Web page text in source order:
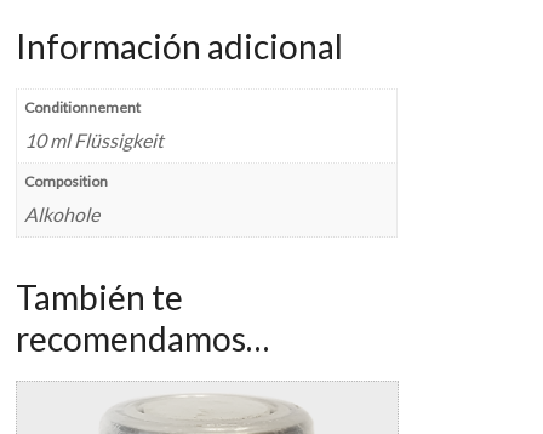
Información adicional
Conditionnement
10 ml Flüssigkeit
Composition
Alkohole
También te
recomendamos…